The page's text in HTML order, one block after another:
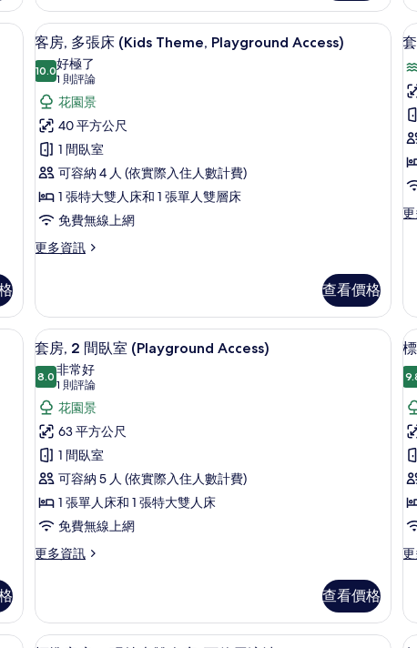
床,
無
障
礙
的
所
有
相
片
客
房,
1
特
雙
人
床,
無
障
的
詳
臥
室
的
詳
情
遮光布/窗簾
顯
示
客
房,
多
張
床
(Kids
Theme,
Playground
Access)
所
有
相
片
迷你吧、書桌、筆電工作空間、遮光布/
13
客房, 多張床 (Kids Theme, Playground Access)
10.010.0 分，滿分 10 分
好極了
1 則評論
(1
則
評
論)
花園景
40 平方公尺
1 間臥室
可容納 4 人 (依實際入住人數計費)
1 張特大雙人床和 1 張單人雙層床
免費無線上網
更多資訊
更
多
張
床
(Kids
Theme,
Playground
Access)
的
詳
情
查看價格
顯
室,
更
臥
室,
陽
台,
海
景
的
詳
情
遮光布/窗簾
顯
示
套
房,
2
間
臥
室
(Playground
Access)
有
相
迷你吧、書桌、筆電工作空間、遮光布/
12
套房, 2 間臥室 (Playground Access)
8.08.0 分，滿分 10 分
非常好
1 則評論
(1
則
評
論)
花園景
63 平方公尺
1 間臥室
可容納 5 人 (依實際入住人數計費)
1 張單人床和 1 張特大雙人床
免費無線上網
更多資訊
更
2
間
查看價格
1
陽
更
客
房,
遮光布/窗簾 迷你吧、書桌、筆電工作空間、遮光布/